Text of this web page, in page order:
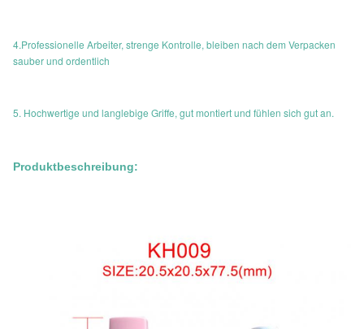
4.Professionelle Arbeiter, strenge Kontrolle, bleiben nach dem Verpacken
sauber und ordentlich
5. Hochwertige und langlebige Griffe, gut montiert und fühlen sich gut an.
Produktbeschreibung: